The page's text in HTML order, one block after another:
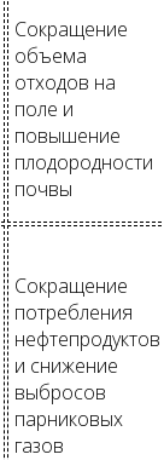
Сокращение
объема
отходов на
поле и
повышение
плодородности
почвы
Сокращение
потребления
нефтепродуктов
и снижение
выбросов
парниковых
газов